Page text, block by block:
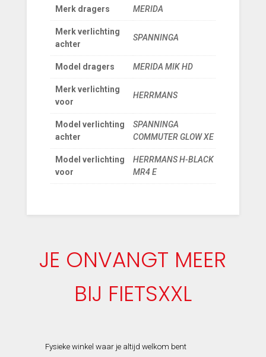
Merk dragers MERIDA
Merk verlichting
achter
SPANNINGA
Model dragers MERIDA MIK HD
Merk verlichting
voor
HERRMANS
Model verlichting
achter
SPANNINGA
COMMUTER GLOW XE
Model verlichting
voor
HERRMANS H-BLACK
MR4 E
JE ONVANGT MEER
BIJ FIETSXXL
Fysieke winkel waar je altijd welkom bent